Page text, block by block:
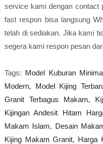
service kami dengan contact
fast respon bisa langsung
telah di sediakan. Jika kami
segera kami respon pesan
Tags: Model Kuburan
Modern,
Model Kijing
Granit Terbagus Makam,
Kijingan Andesit Hitam
Makam Islam, Desain
Kijing Makam Granit, Harga